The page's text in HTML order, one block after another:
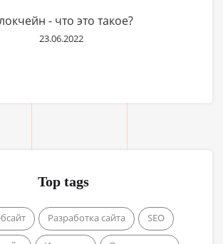
- что это такое?
23.06.2022
Top tags
Разработка сайта SEO